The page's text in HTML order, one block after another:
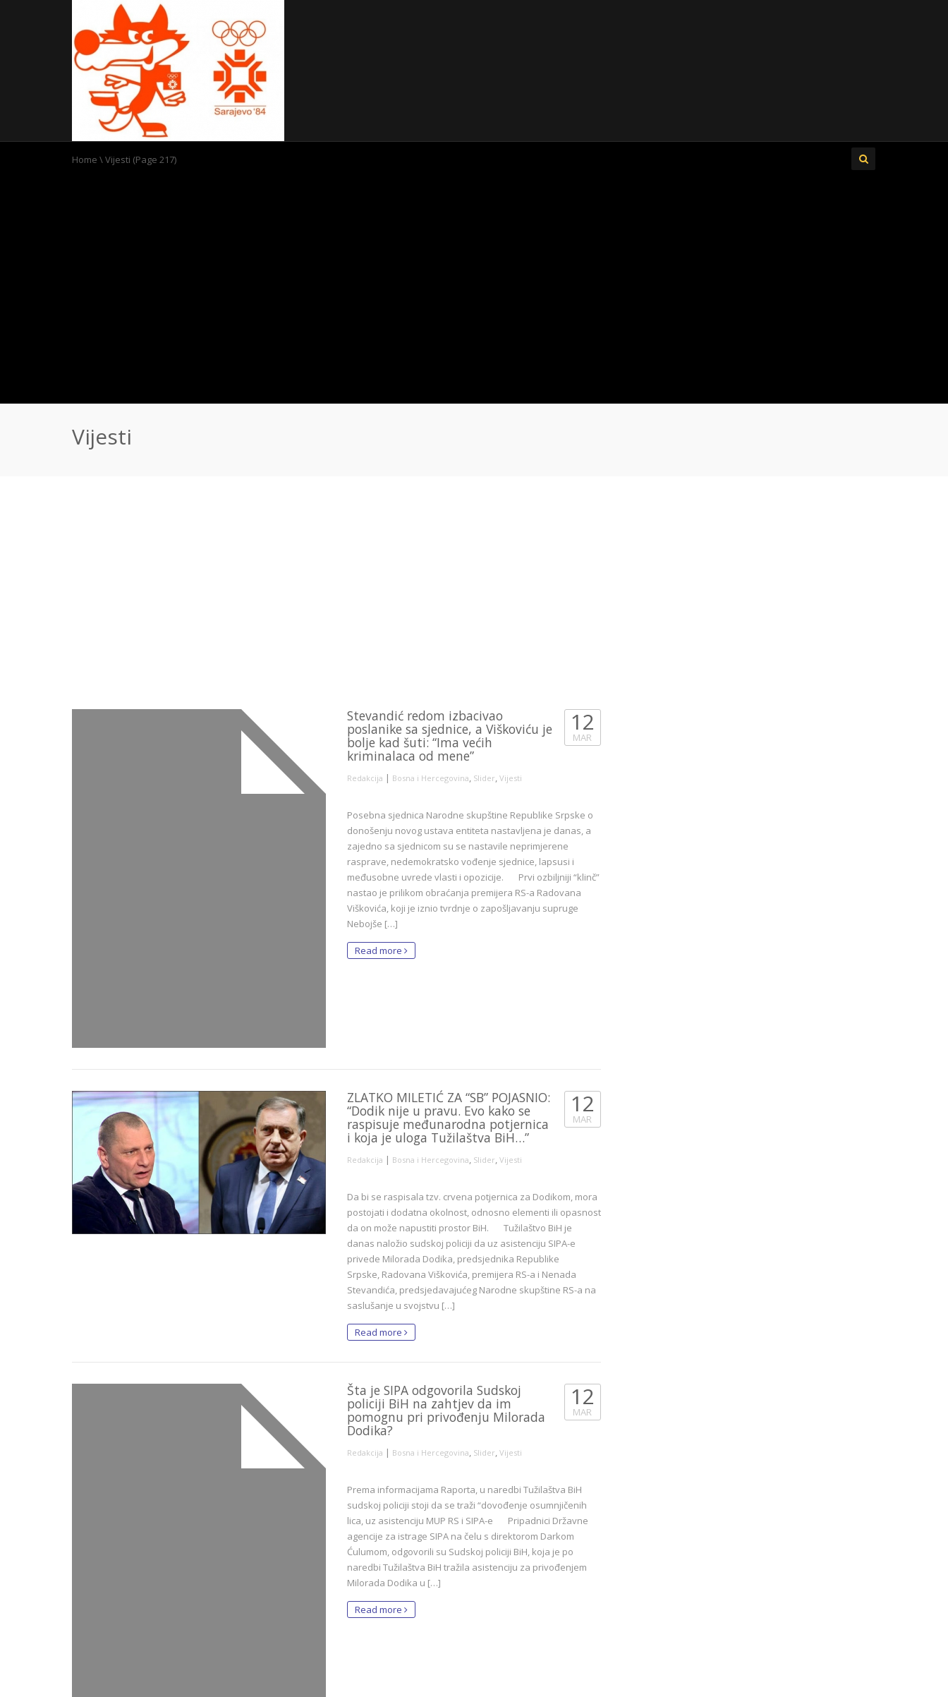
Home \Vijesti (Page 217)
Vijesti
Stevandić redom izbacivao
poslanike sa sjednice, a Viškoviću je
bolje kad šuti: “Ima većih
kriminalaca od mene”
Redakcija | Bosna i Hercegovina, Slider, Vijesti
12
MAR
Posebna sjednica Narodne skupštine Republike Srpske o
donošenju novog ustava entiteta nastavljena je danas, a
zajedno sa sjednicom su se nastavile neprimjerene
rasprave, nedemokratsko vođenje sjednice, lapsusi i
međusobne uvrede vlasti i opozicije. Prvi ozbiljniji “klinč”
nastao je prilikom obraćanja premijera RS-a Radovana
Viškovića, koji je iznio tvrdnje o zapošljavanju supruge
Nebojše […]
Read more
ZLATKO MILETIĆ ZA “SB” POJASNIO:
“Dodik nije u pravu. Evo kako se
raspisuje međunarodna potjernica
i koja je uloga Tužilaštva BiH…”
Redakcija | Bosna i Hercegovina, Slider, Vijesti
12
MAR
Da bi se raspisala tzv. crvena potjernica za Dodikom, mora
postojati i dodatna okolnost, odnosno elementi ili opasnost
da on može napustiti prostor BiH. Tužilaštvo BiH je
danas naložio sudskoj policiji da uz asistenciju SIPA-e
privede Milorada Dodika, predsjednika Republike
Srpske, Radovana Viškovića, premijera RS-a i Nenada
Stevandića, predsjedavajućeg Narodne skupštine RS-a na
saslušanje u svojstvu […]
Read more
Šta je SIPA odgovorila Sudskoj
policiji BiH na zahtjev da im
pomognu pri privođenju Milorada
Dodika?
Redakcija | Bosna i Hercegovina, Slider, Vijesti
12
MAR
Prema informacijama Raporta, u naredbi Tužilaštva BiH
sudskoj policiji stoji da se traži “dovođenje osumnjičenih
lica, uz asistenciju MUP RS i SIPA-e Pripadnici Državne
agencije za istrage SIPA na čelu s direktorom Darkom
Ćulumom, odgovorili su Sudskoj policiji BiH, koja je po
naredbi Tužilaštva BiH tražila asistenciju za privođenjem
Milorada Dodika u […]
Read more